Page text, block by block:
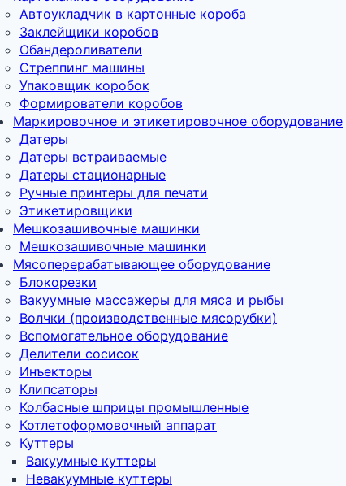
Автоукладчик в картонные короба
Заклейщики коробов
Обандероливатели
Стреппинг машины
Упаковщик коробок
Формирователи коробов
Маркировочное и этикетировочное оборудование
Датеры
Датеры встраиваемые
Датеры стационарные
Ручные принтеры для печати
Этикетировщики
Мешкозашивочные машинки
Мешкозашивочные машинки
Мясоперерабатывающее оборудование
Блокорезки
Вакуумные массажеры для мяса и рыбы
Волчки (производственные мясорубки)
Вспомогательное оборудование
Делители сосисок
Инъекторы
Клипсаторы
Колбасные шприцы промышленные
Котлетоформовочный аппарат
Куттеры
Вакуумные куттеры
Невакуумные куттеры